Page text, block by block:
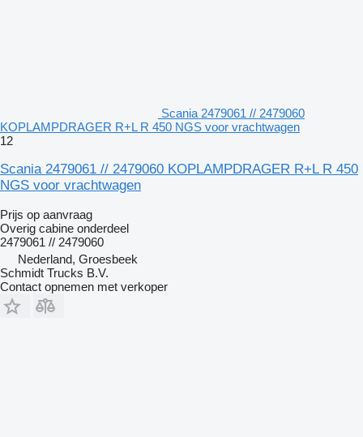
Scania 2479061 // 2479060
KOPLAMPDRAGER R+L R 450 NGS voor vrachtwagen
12
Scania 2479061 // 2479060 KOPLAMPDRAGER R+L R 450
NGS voor vrachtwagen
Prijs op aanvraag
Overig cabine onderdeel
2479061 // 2479060
Nederland, Groesbeek
Schmidt Trucks B.V.
Contact opnemen met verkoper